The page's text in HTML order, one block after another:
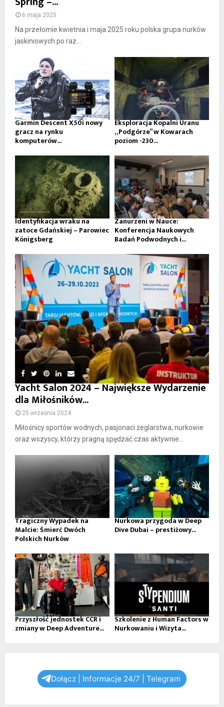
6 maja 2025
Na przełomie kwietnia i maja 2025 roku polska grupa nurków
jaskiniowych po raz...
Garmin Descent X50i nowy
gracz na rynku
komputerów...
Eksploracja Kopalni Uranu
„Podgórze” w Kowarach
poziom -230...
Identyfikacja wraku na
zatoce Gdańskiej – Parowiec
Königsberg
Zanurzeni w Nauce:
Konferencja Naukowych
Badań Podwodnych i...
Yacht Salon 2024 – Największe Wydarzenie
dla Miłośników...
25 września 2024
Miłośnicy sportów wodnych, pasjonaci żeglarstwa, nurkowie
oraz wszyscy, którzy pragną spędzać czas aktywnie...
Tragiczny Wypadek na
Malcie: Śmierć Dwóch
Polskich Nurków
Nurkowa przygoda w Deep
Dive Dubai – prestiżowy...
Przyszłość jednostek CCR i
zmiany w Deep Adventure...
Szkolenie z Human Factors w
Nurkowaniu i Wizyta...
Dołącz | Informacje 24/7 | Telegram